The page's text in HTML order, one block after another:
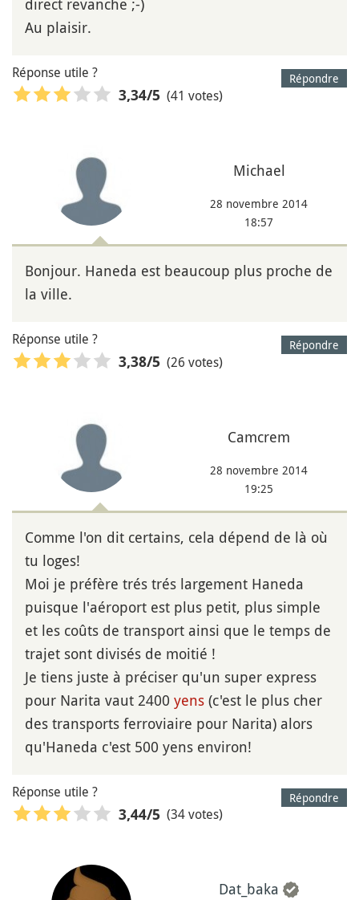
direct revanche ;-)
Au plaisir.
Répondre
Réponse utile ?
3,34/5 (41 votes)
Michael
28 novembre 2014
18:57
Bonjour. Haneda est beaucoup plus proche de
la ville.
Répondre
Réponse utile ?
3,38/5 (26 votes)
Camcrem
28 novembre 2014
19:25
Comme l'on dit certains, cela dépend de là où
tu loges!
Moi je préfère trés trés largement Haneda
puisque l'aéroport est plus petit, plus simple
et les coûts de transport ainsi que le temps de
trajet sont divisés de moitié !
Je tiens juste à préciser qu'un super express
pour Narita vaut 2400 yens (c'est le plus cher
des transports ferroviaire pour Narita) alors
qu'Haneda c'est 500 yens environ!
Répondre
Réponse utile ?
3,44/5 (34 votes)
Dat_baka